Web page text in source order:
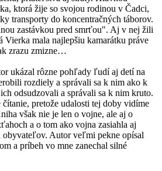
ktorá žije so svojou rodinou v Čadci,
transporty do koncentračných táborov.
zastávkou pred smrťou". Aj v nej žili
Vierka mala najlepšiu kamarátku práve
zrazu zmizne…
ukázal rôzne pohľady ľudí aj detí na
rozdiely a správali sa k nim ako k
odsudzovali a správali sa k nim kruto.
pretože udalosti tej doby vidíme
však nie je len o vojne, ale aj o
a o tom ako vojna zasiahla aj
obyvateľov. Autor veľmi pekne opísal
a príbeh vo mne zanechal silné